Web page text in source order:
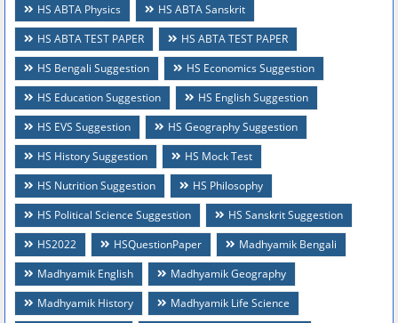
HS ABTA Physics
HS ABTA Sanskrit
HS ABTA TEST PAPER
HS ABTA TEST PAPER
HS Bengali Suggestion
HS Economics Suggestion
HS Education Suggestion
HS English Suggestion
HS EVS Suggestion
HS Geography Suggestion
HS History Suggestion
HS Mock Test
HS Nutrition Suggestion
HS Philosophy
HS Political Science Suggestion
HS Sanskrit Suggestion
HS2022
HSQuestionPaper
Madhyamik Bengali
Madhyamik English
Madhyamik Geography
Madhyamik History
Madhyamik Life Science